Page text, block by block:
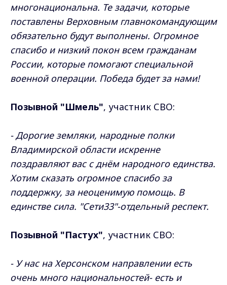
многонациональна. Те задачи, которые
поставлены Верховным главнокомандующим
обязательно будут выполнены. Огромное
спасибо и низкий покон всем гражданам
России, которые помогают специальной
военной операции. Победа будет за нами!
Позывной "Шмель", участник СВО:
- Дорогие земляки, народные полки
Владимирской области искренне
поздравляют вас с днём народного единства.
Хотим сказать огромное спасибо за
поддержку, за неоценимую помощь. В
единстве сила. "Сети33"-отдельный респект.
Позывной "Пастух", участник СВО:
- У нас на Херсонском направлении есть
очень много национальностей- есть и